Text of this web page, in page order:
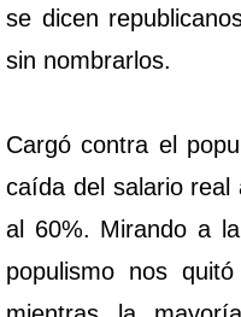
se dicen
sin nombrarlos.
Cargó contra el
caída del salario
al 60%. Mirando a
populismo nos